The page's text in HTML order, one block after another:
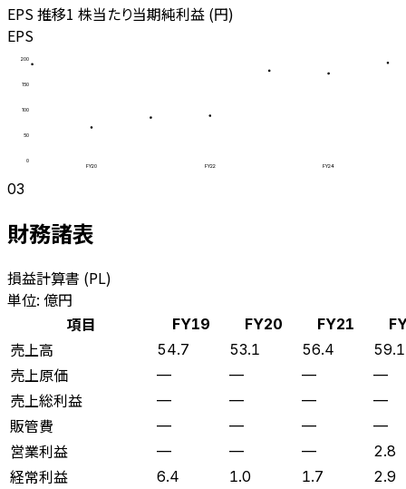
EPS 推移1 株当たり当期純利益 (円)
EPS
0
50
100
150
200
FY20 FY22 FY24
03
財務諸表
損益計算書 (PL)
単位: 億円
項目
FY19 FY20 FY21
売上高 54.7 53.1 56.4 59.1
売上原価 — — — —
売上総利益 — — — —
販管費 — — — —
営業利益 — — — 2.8
経常利益 6.4 1.0 1.7 2.9